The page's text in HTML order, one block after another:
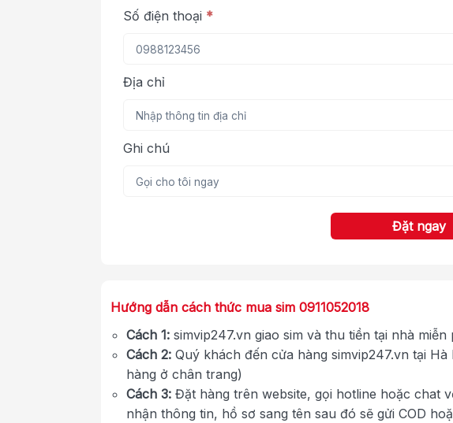
Số điện thoại *
Địa chỉ
Ghi chú
Đặt ngay
Hướng dẫn cách thức mua sim 0911052018
Cách 1: simvip247.vn giao sim và thu tiền tại nhà
Cách 2: Quý khách đến cửa hàng simvip247.vn tại
hàng ở chân trang)
Cách 3: Đặt hàng trên website, gọi hotline hoặc chat
nhận thông tin, hồ sơ sang tên sau đó sẽ gửi COD